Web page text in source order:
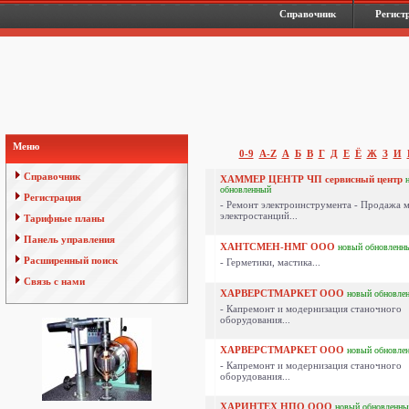
Справочник
Меню
Справочник
Регистрация
Тарифные планы
Панель управления
Расширенный поиск
Связь с нами
0-9 A-Z А Б В Г Д Е Ё Ж З И
ХАММЕР ЦЕНТР ЧП сервисный центр
обновленный
- Ремонт электроинструмента - Продажа
электростанций...
ХАНТСМЕН-НМГ ООО новый
- Герметики, мастика...
ХАРВЕРСТМАРКЕТ ООО новый
- Капремонт и модернизация станочного
оборудования...
ХАРВЕРСТМАРКЕТ ООО новый
- Капремонт и модернизация станочного
оборудования...
ХАРИНТЕХ НПО ООО новый